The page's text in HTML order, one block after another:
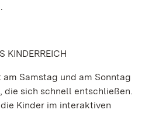
KINDERREICH
am Samstag und am Sonntag
die sich schnell entschließen.
Kinder im interaktiven